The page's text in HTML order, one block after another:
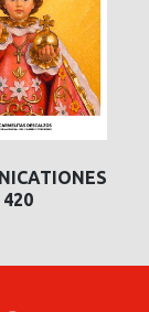
419